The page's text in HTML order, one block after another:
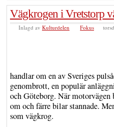
Vägkrogen i Vretstorp
Inlagd av Kulturdelen Fokus
handlar om en av Sveriges
genombrott, en populär
och Göteborg. När
om och färre bilar stannade.
som vägkrog.